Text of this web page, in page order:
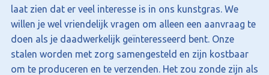
laat zien dat er veel interesse is in ons kunstgras. We
willen je wel vriendelijk vragen om alleen een aanvraag te
doen als je daadwerkelijk geïnteresseerd bent. Onze
stalen worden met zorg samengesteld en zijn kostbaar
om te produceren en te verzenden. Het zou zonde zijn als